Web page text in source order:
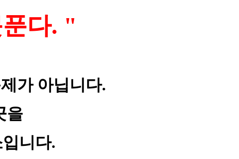
다. "
가 아닙니다.
을
니다.